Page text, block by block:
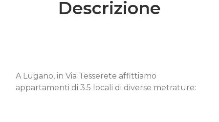
Descrizione
A Lugano, in Via Tesserete affittiamo
appartamenti di 3.5 locali di diverse metrature: